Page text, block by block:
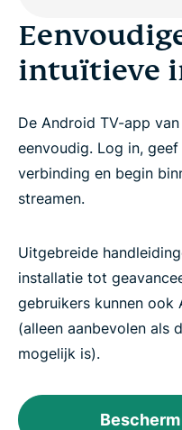
intuïtieve
De Android TV-app
eenvoudig. Log in,
verbinding en begin
streamen.
Uitgebreide
installatie tot
gebruikers kunnen ook
(alleen aanbevolen als
mogelijk is).